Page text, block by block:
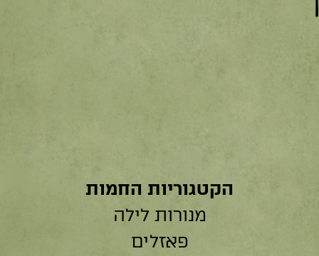
הקטגוריות החמות
מנורות לילה
פאזלים